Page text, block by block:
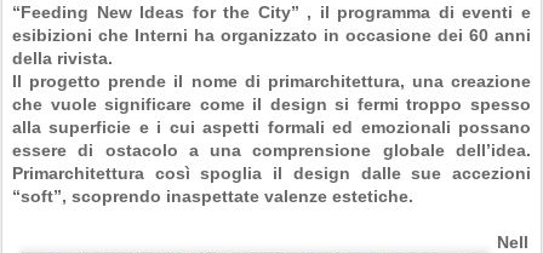
“Feeding New Ideas for the City” , il programma di eventi e
esibizioni che Interni ha organizzato in occasione dei 60 anni
della rivista.
Il progetto prende il nome di primarchitettura, una creazione
che vuole significare come il design si fermi troppo spesso
alla superficie e i cui aspetti formali ed emozionali possano
essere di ostacolo a una comprensione globale dell’idea.
Primarchitettura così spoglia il design dalle sue accezioni
“soft”, scoprendo inaspettate valenze estetiche.
Nell